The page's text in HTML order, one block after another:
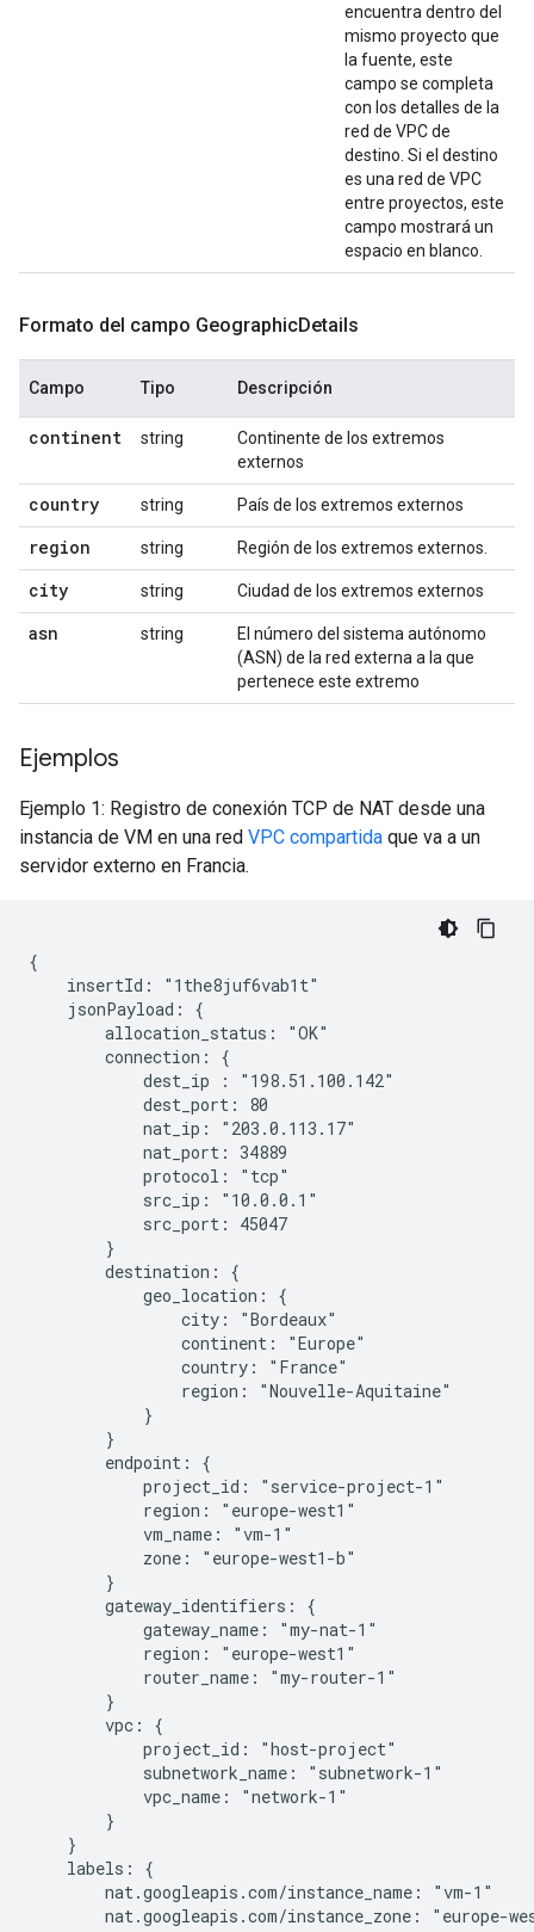
encuentra dentro del
mismo proyecto que
la fuente, este
campo se completa
con los detalles de la
red de VPC de
destino. Si el destino
es una red de VPC
entre proyectos, este
campo mostrará un
espacio en blanco.
Formato del campo GeographicDetails
Campo Tipo Descripción
continent string
Continente de los extremos
externos
country string País de los extremos externos
region string Región de los extremos externos.
city string Ciudad de los extremos externos
asn string
El número del sistema autónomo
(ASN) de la red externa a la que
pertenece este extremo
Ejemplos
Ejemplo 1: Registro de conexión TCP de NAT desde una
instancia de VM en una red VPC compartida que va a un
servidor externo en Francia.
{
    insertId: "1the8juf6vab1t"
    jsonPayload: {
        allocation_status: "OK"
        connection: {
            dest_ip : "198.51.100.142"
            dest_port: 80
            nat_ip: "203.0.113.17"
            nat_port: 34889
            protocol: "tcp"
            src_ip: "10.0.0.1"
            src_port: 45047
        }
        destination: {
            geo_location: {
                city: "Bordeaux"
                continent: "Europe"
                country: "France"
                region: "Nouvelle-Aquitaine"
            }
        }
        endpoint: {
            project_id: "service-project-1"
            region: "europe-west1"
            vm_name: "vm-1"
            zone: "europe-west1-b"
        }
        gateway_identifiers: {
            gateway_name: "my-nat-1"
            region: "europe-west1"
            router_name: "my-router-1"
        }
        vpc: {
            project_id: "host-project"
            subnetwork_name: "subnetwork-1"
            vpc_name: "network-1"
        }
    }
    labels: {
        nat.googleapis.com/instance_name: "vm-1"
nat.googleapis.com/instance_zone: "europe-